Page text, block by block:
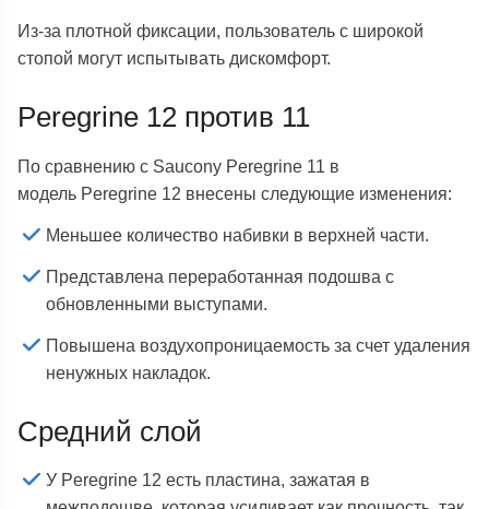
Из-за плотной фиксации, пользователь с широкой
стопой могут испытывать дискомфорт.
Peregrine 12 против 11
По сравнению с Saucony Peregrine 11 в
модель Peregrine 12 внесены следующие изменения:
Меньшее количество набивки в верхней части.
Представлена переработанная подошва с
обновленными выступами.
Повышена воздухопроницаемость за счет удаления
ненужных накладок.
Средний слой
У Peregrine 12 есть пластина, зажатая в